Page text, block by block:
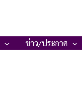
ข่าว/ประกาศ